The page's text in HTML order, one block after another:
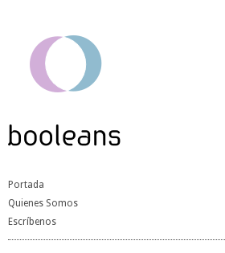
Portada
Quienes Somos
Escríbenos